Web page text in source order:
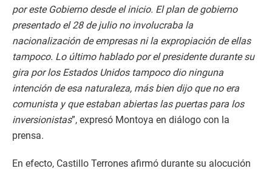
por este Gobierno desde el inicio. El plan de gobierno
presentado el 28 de julio no involucraba la
nacionalización de empresas ni la expropiación de ellas
tampoco. Lo último hablado por el presidente durante su
gira por los Estados Unidos tampoco dio ninguna
intención de esa naturaleza, más bien dijo que no era
comunista y que estaban abiertas las puertas para los
inversionistas”, expresó Montoya en diálogo con la
prensa.
En efecto, Castillo Terrones afirmó durante su alocución